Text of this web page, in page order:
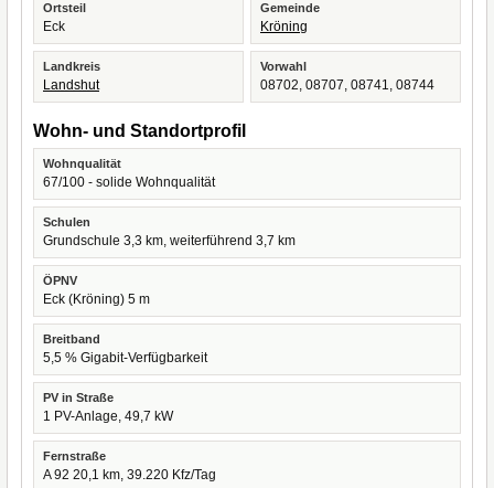
Ortsteil
Eck
Gemeinde
Kröning
Landkreis
Landshut
Vorwahl
08702, 08707, 08741, 08744
Wohn- und Standortprofil
Wohnqualität
67/100 - solide Wohnqualität
Schulen
Grundschule 3,3 km, weiterführend 3,7 km
ÖPNV
Eck (Kröning) 5 m
Breitband
5,5 % Gigabit-Verfügbarkeit
PV in Straße
1 PV-Anlage, 49,7 kW
Fernstraße
A 92 20,1 km, 39.220 Kfz/Tag